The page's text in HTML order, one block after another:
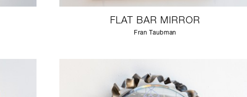
FLAT BAR MIRROR
Fran Taubman